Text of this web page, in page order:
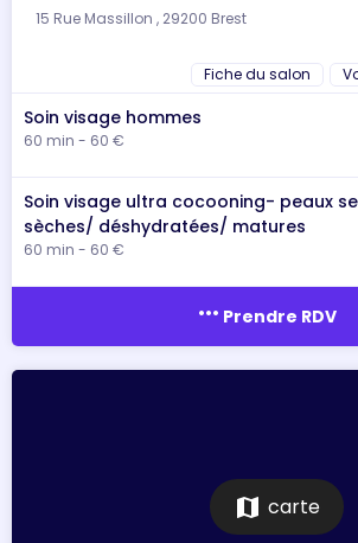
15 Rue Massillon , 29200 Brest
Fiche du salon
Soin visage hommes
60 min - 60 €
Soin visage ultra cocooning- peaux
sèches/ déshydratées/ matures
60 min - 60 €
more_horiz Prendre RDV
map carte